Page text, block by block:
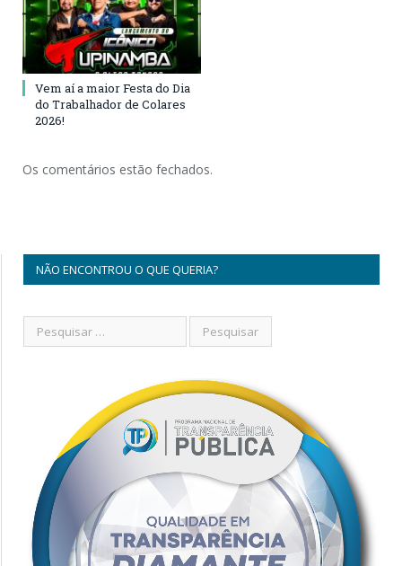
Vem aí a maior Festa do Dia
do Trabalhador de Colares
2026!
Os comentários estão fechados.
NÃO ENCONTROU O QUE QUERIA?